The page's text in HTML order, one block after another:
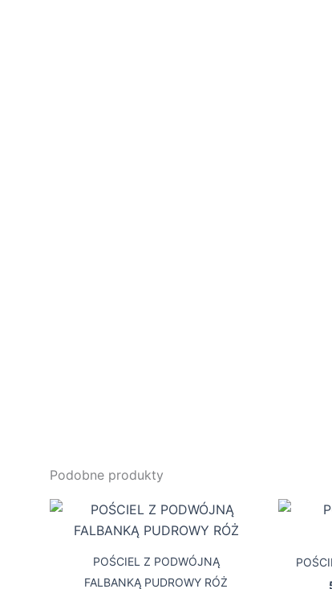
Podobne produkty
POŚCIEL Z PODWÓJNĄ
FALBANKĄ PUDROWY RÓŻ
Zakres
cen:
od
do
249,00 zł
Ten
produkt
wiele